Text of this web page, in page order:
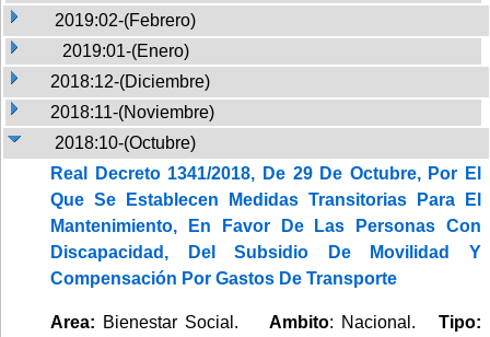
2019:02-(Febrero)
2019:01-(Enero)
2018:12-(Diciembre)
2018:11-(Noviembre)
2018:10-(Octubre)
Real Decreto 1341/2018, De 29 De Octubre, Por El
Que Se Establecen Medidas Transitorias Para El
Mantenimiento, En Favor De Las Personas Con
Discapacidad, Del Subsidio De Movilidad Y
Compensación Por Gastos De Transporte
Area: Bienestar Social. Ambito: Nacional. Tipo: